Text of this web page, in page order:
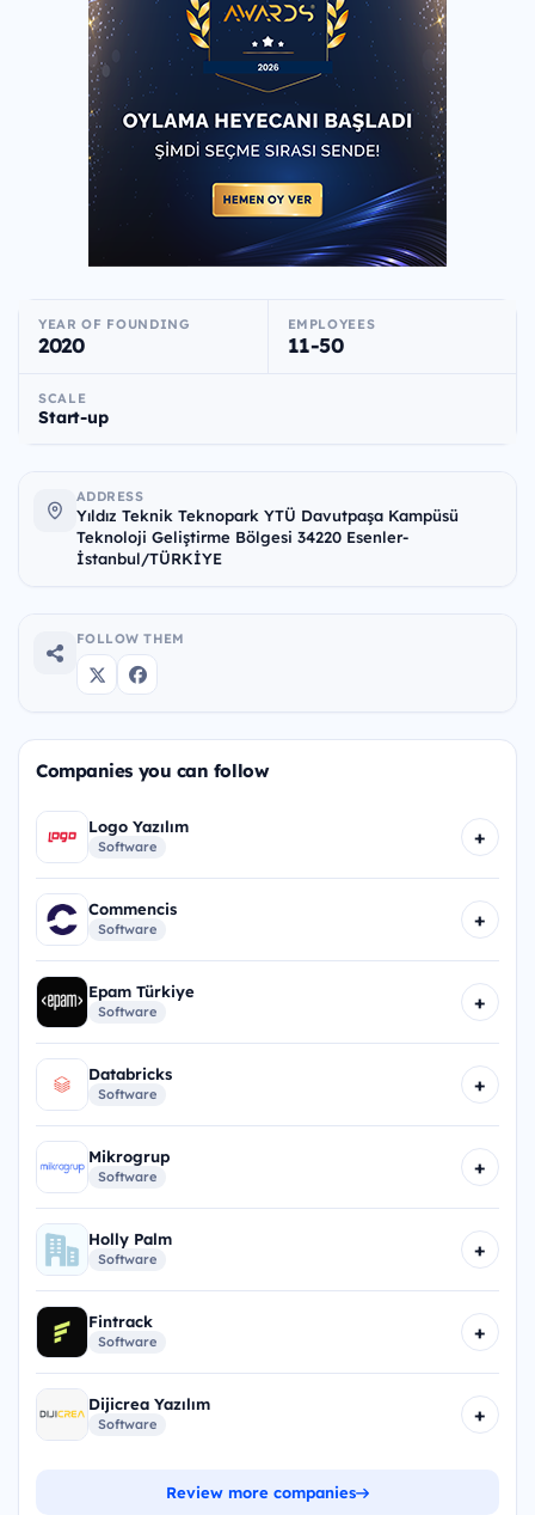
YEAR OF FOUNDING
2020
EMPLOYEES
11-50
SCALE
Start-up
ADDRESS
Yıldız Teknik Teknopark YTÜ Davutpaşa Kampüsü
Teknoloji Geliştirme Bölgesi 34220 Esenler-
İstanbul/TÜRKİYE
FOLLOW THEM
Companies you can follow
Logo Yazılım
Software +
Commencis
Software +
Epam Türkiye
Software +
Databricks
Software +
Mikrogrup
Software +
Holly Palm
Software +
Fintrack
Software +
Dijicrea Yazılım
Software +
Review more companies